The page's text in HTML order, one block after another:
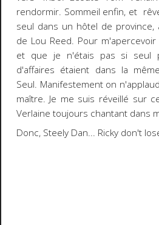
rendormir. Sommeil enfin, et
seul dans un hôtel de
de Lou Reed. Pour
et que je n'étais pas si seul
d'affaires étaient dans la
Seul. Manifestement on
maître. Je me suis réveillé sur
Verlaine toujours chantant dans
Donc, Steely Dan... Ricky don't